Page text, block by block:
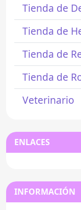
Tienda de
Tienda de
Tienda de
Tienda de
Veterinario
ENLACES
INFORMACIÓN